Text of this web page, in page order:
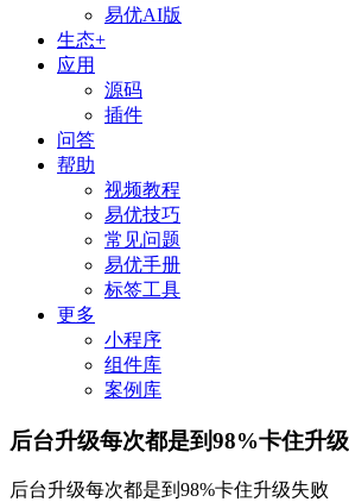
易优AI版
生态+
应用
源码
插件
问答
帮助
视频教程
易优技巧
常见问题
易优手册
标签工具
更多
小程序
组件库
案例库
后台升级每次都是到98%卡住升
后台升级每次都是到98%卡住升级失败